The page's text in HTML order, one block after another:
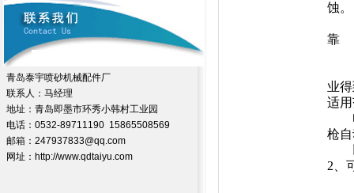
青岛泰宇喷砂机械配件厂
联系人：马经理
地址：青岛即墨市环秀小韩村工业园
电话：0532-89711190 15865508569
邮箱：247937833@qq.com
网址：http://www.qdtaiyu.com
蚀
业
适
枪
2、